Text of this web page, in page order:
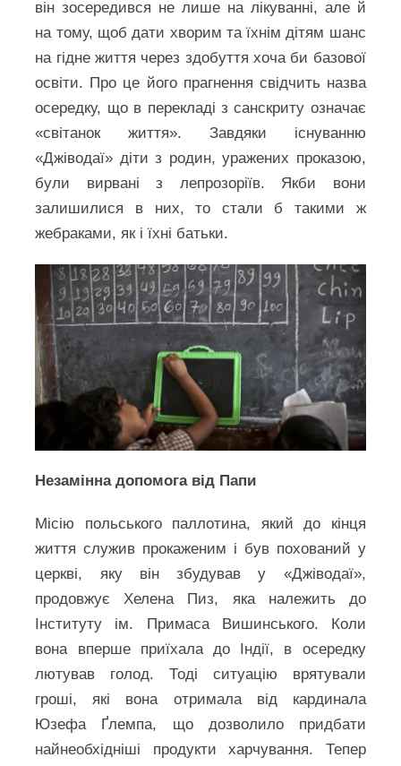
він зосередився не лише на лікуванні, але й
на тому, щоб дати хворим та їхнім дітям шанс
на гідне життя через здобуття хоча би базової
освіти. Про це його прагнення свідчить назва
осередку, що в перекладі з санскриту означає
«світанок життя». Завдяки існуванню
«Джіводаї» діти з родин, уражених проказою,
були вирвані з лепрозоріїв. Якби вони
залишилися в них, то стали б такими ж
жебраками, як і їхні батьки.
Незамінна допомога від Папи
Місію польського паллотина, який до кінця
життя служив прокаженим і був похований у
церкві, яку він збудував у «Джіводаї»,
продовжує Хелена Пиз, яка належить до
Інституту ім. Примаса Вишинського. Коли
вона вперше приїхала до Індії, в осередку
лютував голод. Тоді ситуацію врятували
гроші, які вона отримала від кардинала
Юзефа Ґлемпа, що дозволило придбати
найнеобхідніші продукти харчування. Тепер